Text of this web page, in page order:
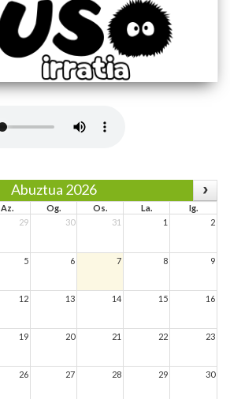
Abuztua 2026
Az. Og. Os. La.
Ig.
29 30 31 1 2
5 6 7 8 9
12 13 14 15 16
19 20 21 22 23
26 27 28 29 30